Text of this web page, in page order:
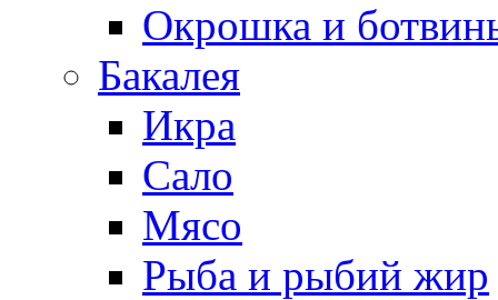
Окрошка и
Бакалея
Икра
Сало
Мясо
Рыба и рыбий жир